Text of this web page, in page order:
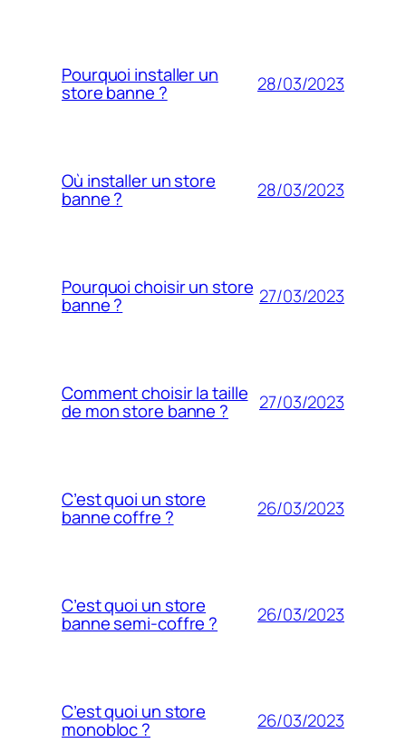
Pourquoi installer un
store banne ? 28/03/2023
Où installer un store
banne ? 28/03/2023
Pourquoi choisir un store
banne ? 27/03/2023
Comment choisir la taille
de mon store banne ? 27/03/2023
C’est quoi un store
banne coffre ? 26/03/2023
C’est quoi un store
banne semi-coffre ? 26/03/2023
C’est quoi un store
monobloc ? 26/03/2023